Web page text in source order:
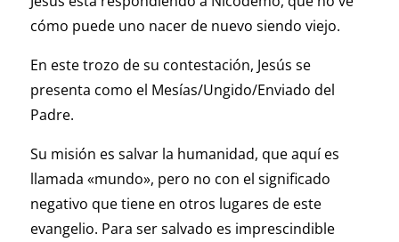
cómo puede uno nacer de nuevo siendo viejo.
En este trozo de su contestación, Jesús se
presenta como el Mesías/Ungido/Enviado del
Padre.
Su misión es salvar la humanidad, que aquí es
llamada «mundo», pero no con el significado
negativo que tiene en otros lugares de este
evangelio. Para ser salvado es imprescindible